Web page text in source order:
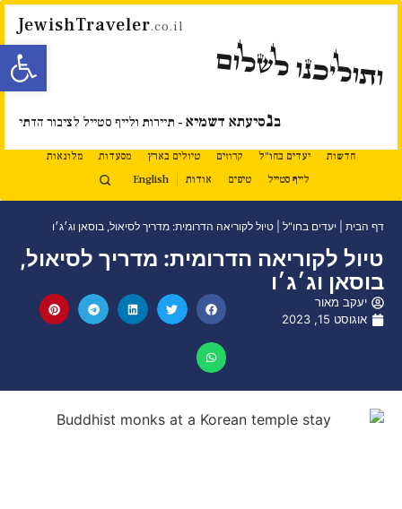
פתח
JewishTraveler.co.il
ותוליכנו לשלום
בנסיעתא דשמיא - תיירות ולייף סטייל לציבור הדתי
חדשות יעדים בחו"ל קרוזים טיולים בארץ מסעדות
מלונאות
לייף סטייל
טיפים אודות English
דף הבית יעדים בחו"ל טיול לקוריאה הדרומית: מדריך לסיאול, בוסאן וג׳ג׳ו
טיול לקוריאה הדרומית: מדריך לסיאול,
בוסאן וג׳ג׳ו
יעקב מאור
אוגוסט 15, 2023